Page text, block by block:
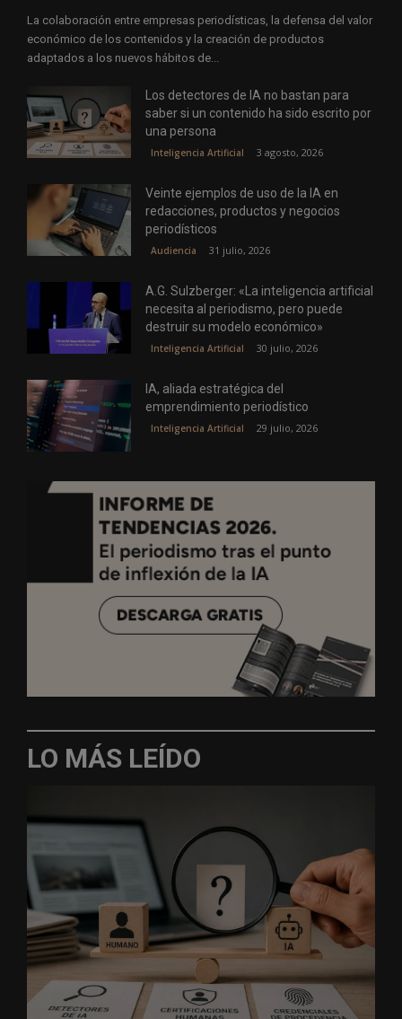
La colaboración entre empresas periodísticas, la defensa del valor
económico de los contenidos y la creación de productos
adaptados a los nuevos hábitos de...
Los detectores de IA no bastan para
saber si un contenido ha sido escrito por
una persona
Inteligencia Artificial 3 agosto, 2026
Veinte ejemplos de uso de la IA en
redacciones, productos y negocios
periodísticos
Audiencia 31 julio, 2026
A.G. Sulzberger: «La inteligencia artificial
necesita al periodismo, pero puede
destruir su modelo económico»
Inteligencia Artificial 30 julio, 2026
IA, aliada estratégica del
emprendimiento periodístico
Inteligencia Artificial 29 julio, 2026
LO MÁS LEÍDO